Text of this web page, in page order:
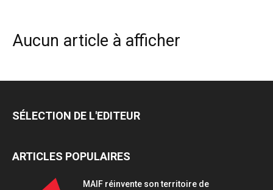
Aucun article à afficher
SÉLECTION DE L'EDITEUR
ARTICLES POPULAIRES
MAIF réinvente son territoire de